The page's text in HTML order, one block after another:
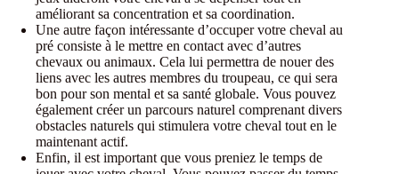
améliorant sa concentration et sa coordination.
Une autre façon intéressante d’occuper votre cheval au
pré consiste à le mettre en contact avec d’autres
chevaux ou animaux. Cela lui permettra de nouer des
liens avec les autres membres du troupeau, ce qui sera
bon pour son mental et sa santé globale. Vous pouvez
également créer un parcours naturel comprenant divers
obstacles naturels qui stimulera votre cheval tout en le
maintenant actif.
Enfin, il est important que vous preniez le temps de